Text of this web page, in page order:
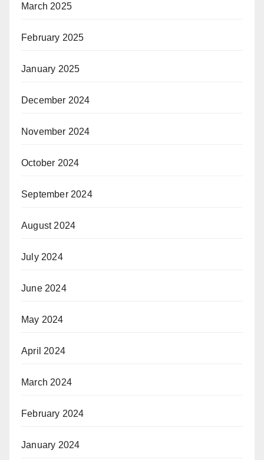
March 2025
February 2025
January 2025
December 2024
November 2024
October 2024
September 2024
August 2024
July 2024
June 2024
May 2024
April 2024
March 2024
February 2024
January 2024